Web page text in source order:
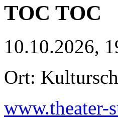
TOC TOC
10.10.2026,
Ort:
www.theater-